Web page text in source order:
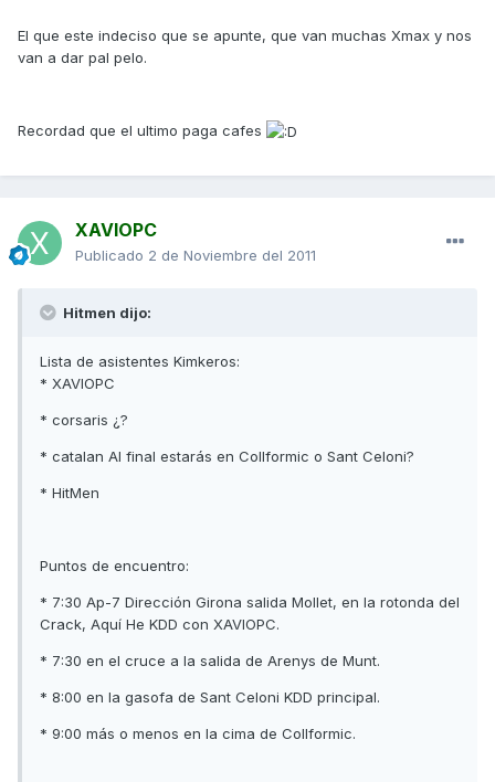
El que este indeciso que se apunte, que van muchas Xmax y nos
van a dar pal pelo.
Recordad que el ultimo paga cafes
XAVIOPC
Publicado 2 de Noviembre del 2011
Hitmen dijo:
Lista de asistentes Kimkeros:
* XAVIOPC
* corsaris ¿?
* catalan Al final estarás en Collformic o Sant Celoni?
* HitMen
Puntos de encuentro:
* 7:30 Ap-7 Dirección Girona salida Mollet, en la rotonda del
Crack, Aquí He KDD con XAVIOPC.
* 7:30 en el cruce a la salida de Arenys de Munt.
* 8:00 en la gasofa de Sant Celoni KDD principal.
* 9:00 más o menos en la cima de Collformic.